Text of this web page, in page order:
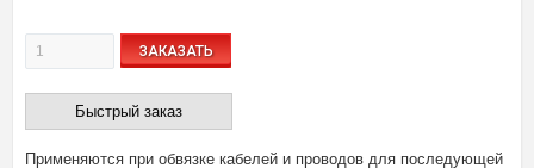
ЗАКАЗАТЬ
Быстрый заказ
Применяются при обвязке кабелей и проводов для последующей